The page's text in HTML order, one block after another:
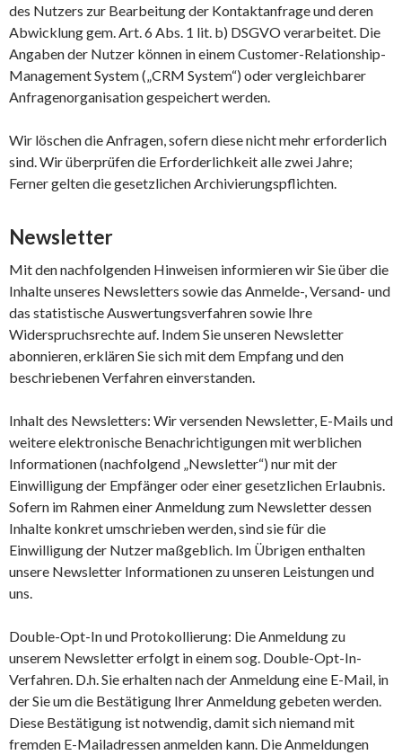
des Nutzers zur Bearbeitung der Kontaktanfrage und deren
Abwicklung gem. Art. 6 Abs. 1 lit. b) DSGVO verarbeitet. Die
Angaben der Nutzer können in einem Customer-Relationship-
Management System („CRM System“) oder vergleichbarer
Anfragenorganisation gespeichert werden.
Wir löschen die Anfragen, sofern diese nicht mehr erforderlich
sind. Wir überprüfen die Erforderlichkeit alle zwei Jahre;
Ferner gelten die gesetzlichen Archivierungspflichten.
Newsletter
Mit den nachfolgenden Hinweisen informieren wir Sie über die
Inhalte unseres Newsletters sowie das Anmelde-, Versand- und
das statistische Auswertungsverfahren sowie Ihre
Widerspruchsrechte auf. Indem Sie unseren Newsletter
abonnieren, erklären Sie sich mit dem Empfang und den
beschriebenen Verfahren einverstanden.
Inhalt des Newsletters: Wir versenden Newsletter, E-Mails und
weitere elektronische Benachrichtigungen mit werblichen
Informationen (nachfolgend „Newsletter“) nur mit der
Einwilligung der Empfänger oder einer gesetzlichen Erlaubnis.
Sofern im Rahmen einer Anmeldung zum Newsletter dessen
Inhalte konkret umschrieben werden, sind sie für die
Einwilligung der Nutzer maßgeblich. Im Übrigen enthalten
unsere Newsletter Informationen zu unseren Leistungen und
uns.
Double-Opt-In und Protokollierung: Die Anmeldung zu
unserem Newsletter erfolgt in einem sog. Double-Opt-In-
Verfahren. D.h. Sie erhalten nach der Anmeldung eine E-Mail, in
der Sie um die Bestätigung Ihrer Anmeldung gebeten werden.
Diese Bestätigung ist notwendig, damit sich niemand mit
fremden E-Mailadressen anmelden kann. Die Anmeldungen